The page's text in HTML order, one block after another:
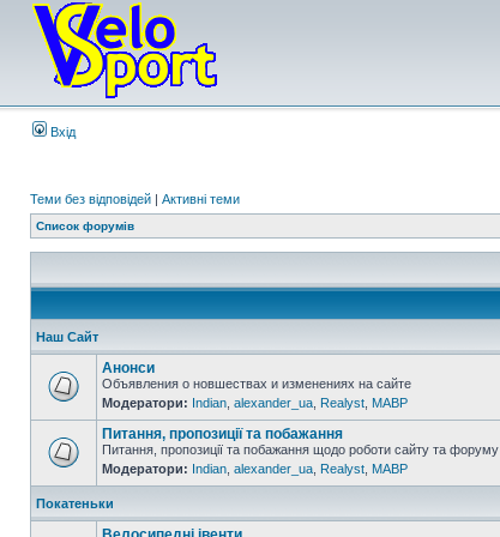
Вхід
Теми без відповідей | Активні теми
Список форумів
Наш Сайт
Анонси
Объявления о новшествах и изменениях на сайте
Модератори: Indian alexander_ua Realyst MABP
Питання, пропозиції та побажання
Питання, пропозиції та побажання щодо роботи сайту та форуму
Модератори: Indian alexander_ua Realyst MABP
Покатеньки